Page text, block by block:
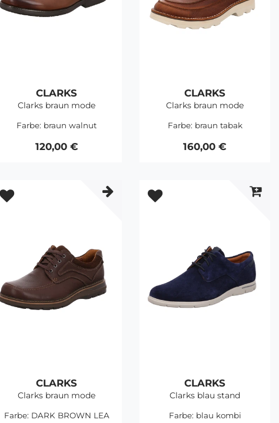
CLARKS
Clarks braun mode
Farbe: braun walnut
120,00 €
CLARKS
Clarks braun mode
Farbe: braun tabak
160,00 €
CLARKS
Clarks braun mode
Farbe: DARK BROWN LEA
CLARKS
Clarks blau stand
Farbe: blau kombi